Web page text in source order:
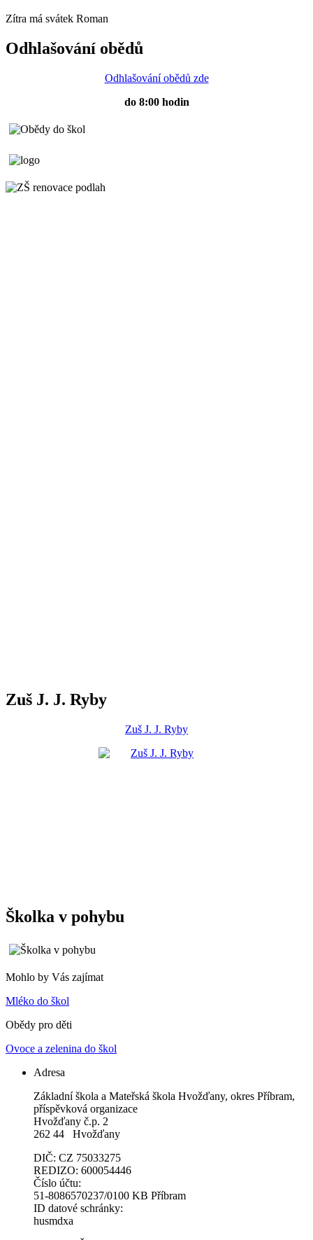
Zítra má svátek Roman
Odhlašování obědů
Odhlašování obědů zde
do 8:00 hodin
Zuš J. J. Ryby
Zuš J. J. Ryby
Školka v pohybu
Mohlo by Vás zajímat
Mléko do škol
Obědy pro děti
Ovoce a zelenina do škol
Adresa
Základní škola a Mateřská škola Hvožďany, okres Příbram,
příspěvková organizace
Hvožďany č.p. 2
262 44 Hvožďany
DIČ: CZ 75033275
REDIZO: 600054446
Číslo účtu:
51-8086570237/0100 KB Příbram
ID datové schránky:
husmdxa